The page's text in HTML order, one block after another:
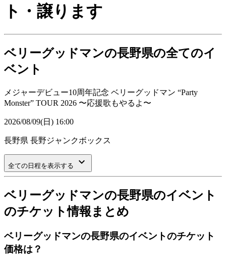
ト・譲ります
ベリーグッドマンの長野県の全てのイ
ベント
メジャーデビュー10周年記念 ベリーグッドマン “Party
Monster” TOUR 2026 〜応援歌もやるよ〜
2026/08/09(日) 16:00
長野県 長野ジャンクボックス
全ての日程を表示する keyboard_arrow_down
ベリーグッドマンの長野県のイベント
のチケット情報まとめ
ベリーグッドマンの長野県のイベントのチケット
価格は？